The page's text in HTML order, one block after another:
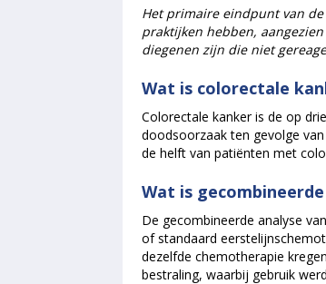
Het primaire eindpunt van
praktijken hebben,
diegenen zijn die niet
Wat is colorectale
Colorectale kanker is de op
doodsoorzaak ten gevolge
de helft van patiënten met
Wat is gecombineerde
De gecombineerde analyse
of standaard
dezelfde chemotherapie
bestraling, waarbij gebruik